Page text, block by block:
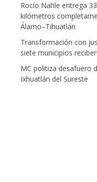
Rocío Nahle entrega 33
kilómetros
Álamo–Tihuatlán
Transformación con
siete municipios
MC politiza desafuero
Ixhuatlán del Sureste